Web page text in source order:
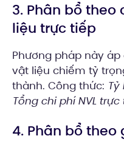
3. Phân bổ
liệu trực tiếp
Phương pháp này
vật liệu chiếm tỷ
thành. Công thức: Tỷ
Tổng chi phí NVL trực
4. Phân bổ